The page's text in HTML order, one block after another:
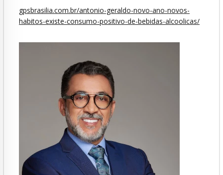
gpsbrasilia.com.br/antonio-geraldo-novo-ano-novos-
habitos-existe-consumo-positivo-de-bebidas-alcoolicas/